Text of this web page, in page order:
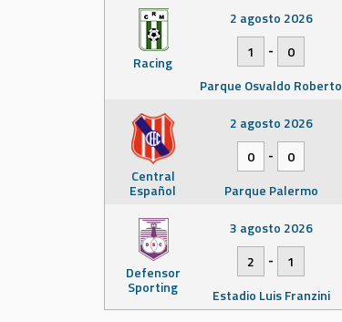
Racing
2 agosto 2026
1
-
0
Parque Osvaldo Roberto
Central
Español
2 agosto 2026
0
-
0
Parque Palermo
Defensor
Sporting
3 agosto 2026
2
-
1
Estadio Luis Franzini